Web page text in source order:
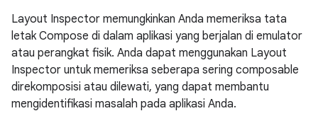
Layout Inspector memungkinkan Anda memeriksa tata
letak Compose di dalam aplikasi yang berjalan di emulator
atau perangkat fisik. Anda dapat menggunakan Layout
Inspector untuk memeriksa seberapa sering composable
direkomposisi atau dilewati, yang dapat membantu
mengidentifikasi masalah pada aplikasi Anda.